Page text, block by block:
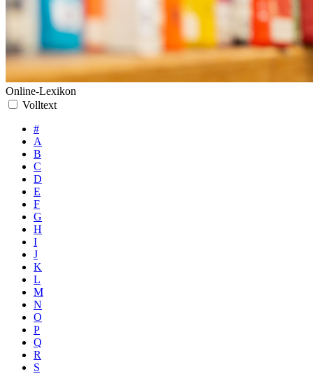
Online-Lexikon
Volltext
#
A
B
C
D
E
F
G
H
I
J
K
L
M
N
O
P
Q
R
S